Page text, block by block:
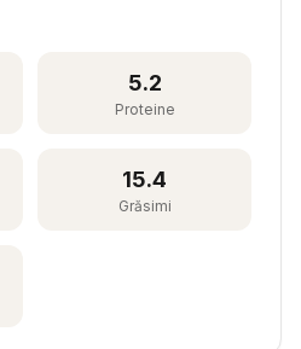
5.2
Proteine
15.4
Grăsimi